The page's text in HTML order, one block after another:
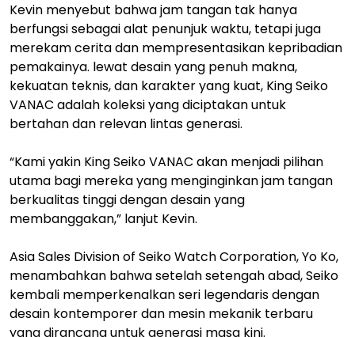
Kevin menyebut bahwa jam tangan tak hanya
berfungsi sebagai alat penunjuk waktu, tetapi juga
merekam cerita dan mempresentasikan kepribadian
pemakainya. lewat desain yang penuh makna,
kekuatan teknis, dan karakter yang kuat, King Seiko
VANAC adalah koleksi yang diciptakan untuk
bertahan dan relevan lintas generasi.
“Kami yakin King Seiko VANAC akan menjadi pilihan
utama bagi mereka yang menginginkan jam tangan
berkualitas tinggi dengan desain yang
membanggakan,” lanjut Kevin.
Asia Sales Division of Seiko Watch Corporation, Yo Ko,
menambahkan bahwa setelah setengah abad, Seiko
kembali memperkenalkan seri legendaris dengan
desain kontemporer dan mesin mekanik terbaru
yang dirancang untuk generasi masa kini.